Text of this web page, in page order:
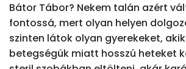
Bátor Tábor? Nekem talán azért
fontossá, mert olyan helyen
szinten látok olyan gyerekeket,
betegségük miatt hosszú heteket